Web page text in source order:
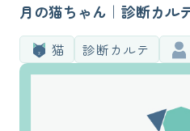
月の猫ちゃん｜診断カル
猫 診断カルテ